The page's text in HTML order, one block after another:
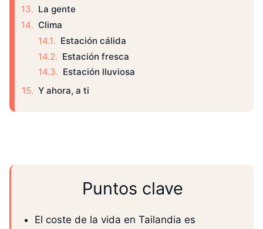
La gente
Clima
Estación cálida
Estación fresca
Estación lluviosa
Y ahora, a ti
Puntos clave
El coste de la vida en Tailandia es